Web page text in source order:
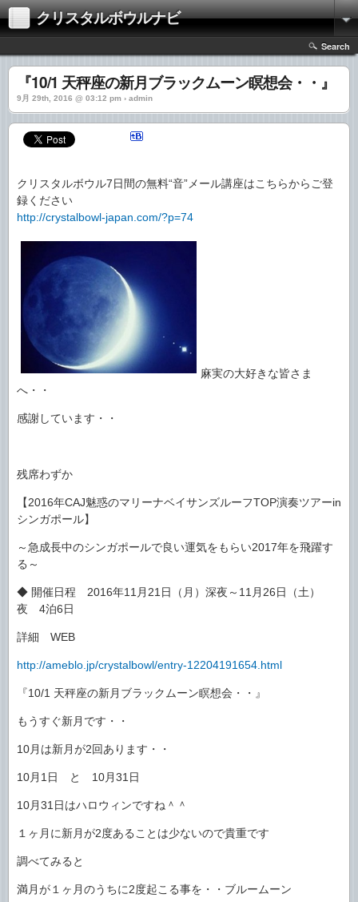
クリスタルボウルナビ
Search
『10/1 天秤座の新月ブラックムーン瞑想会・・』
9月 29th, 2016 @ 03:12 pm › admin
クリスタルボウル7日間の無料“音”メール講座はこちらからご登
録ください
http://crystalbowl-japan.com/?p=74
麻実の大好きな皆さま
へ・・
感謝しています・・
残席わずか
【2016年CAJ魅惑のマリーナベイサンズルーフTOP演奏ツアーin
シンガポール】
～急成長中のシンガポールで良い運気をもらい2017年を飛躍す
る～
◆ 開催日程 2016年11月21日（月）深夜～11月26日（土）
夜 4泊6日
詳細 WEB
http://ameblo.jp/crystalbowl/entry-12204191654.html
『10/1 天秤座の新月ブラックムーン瞑想会・・』
もうすぐ新月です・・
10月は新月が2回あります・・
10月1日 と 10月31日
10月31日はハロウィンですね＾＾
１ヶ月に新月が2度あることは少ないので貴重です
調べてみると
満月が１ヶ月のうちに2度起こる事を・・ブルームーン